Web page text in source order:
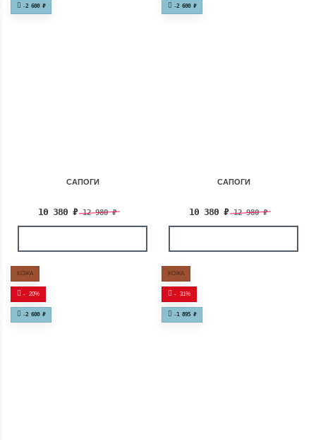
-2 600 ₽
САПОГИ
10 380 ₽ 12 980₽
-2 600 ₽
САПОГИ
10 380 ₽ 12 980₽
КОЖА
- 20%
-2 600 ₽
КОЖА
- 31%
-1 895 ₽